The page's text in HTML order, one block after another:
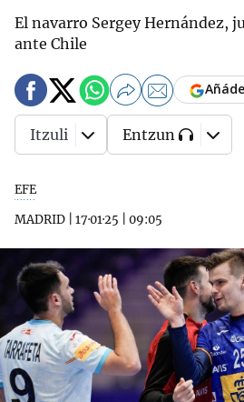
El navarro Sergey Hernández,
ante Chile
EFE
MADRID
17·01·25 09:05
Itzuli Entzun